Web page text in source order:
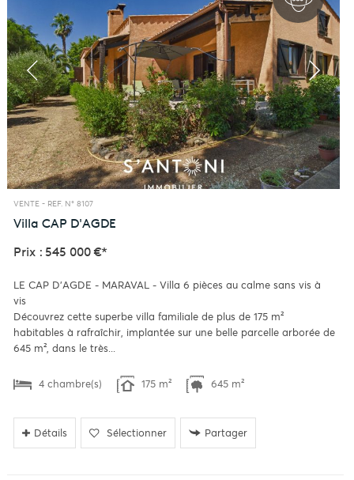
VENTE - REF. N° 8107
Villa CAP D'AGDE
Prix : 545 000 €*
LE CAP D'AGDE - MARAVAL - Villa 6 pièces au calme sans vis à
vis
Découvrez cette superbe villa familiale de plus de 175 m²
habitables à rafraîchir, implantée sur une belle parcelle arborée de
645 m², dans le très...
4 chambre(s) 175 m² 645 m²
Détails Sélectionner Partager